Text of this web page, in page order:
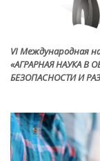
VI Международная
«АГРАРНАЯ НАУКА В
БЕЗОПАСНОСТИ И